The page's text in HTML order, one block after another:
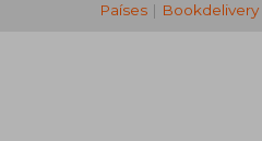
Países |